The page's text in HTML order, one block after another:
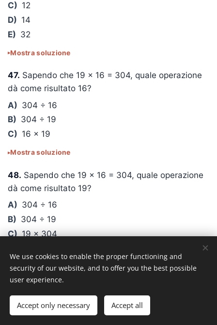
C) 12
D) 14
E) 32
Mostra soluzione
47. Sapendo che 19 × 16 = 304, quale operazione
dà come risultato 16?
A) 304 ÷ 16
B) 304 ÷ 19
C) 16 × 19
Mostra soluzione
48. Sapendo che 19 × 16 = 304, quale operazione
dà come risultato 19?
A) 304 ÷ 16
B) 304 ÷ 19
C) 19 × 304
Mostra soluzione
5 Incorniciare una divisione tra due
numeri interi
We use cookies to enable the proper functioning and
security of our website, and to offer you the best possible
user experience.
Accept only necessary Accept all